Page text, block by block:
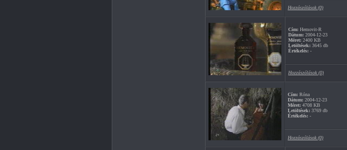
Hozzászólások (0)
Cím: Hemovit-R
Dátum: 2004-12-23
Méret: 2400 KB
Letöltések: 3645 db
Értékelés: -
Hozzászólások (0)
Cím: Róna
Dátum: 2004-12-23
Méret: 4708 KB
Letöltések: 3769 db
Értékelés: -
Hozzászólások (0)